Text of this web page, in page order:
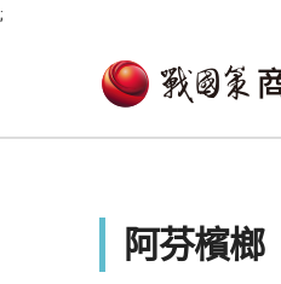
;
阿芬檳榔